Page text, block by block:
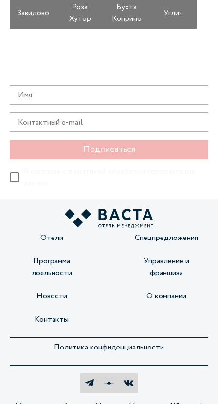
Завидово
Роза
Хутор
Бухта
Коприно
Углич
Подписаться
Отели Спецпредложения
Программа
лояльности
Управление и
франшиза
Новости О компании
Контакты
Политика конфиденциальности